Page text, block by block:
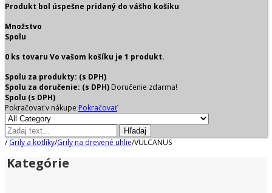
Produkt bol úspešne pridaný do vášho košíku
Množstvo
Spolu
0 ks tovaru Vo vašom košíku je 1 produkt.
Spolu za produkty: (s DPH)
Spolu za doručenie: (s DPH) Doručenie zdarma!
Spolu (s DPH)
Pokračovať v nákupe Pokračovať
Hľadaj
/ Grily a kotlíky/Grily na drevené uhlie/VULCANUS
Kategórie